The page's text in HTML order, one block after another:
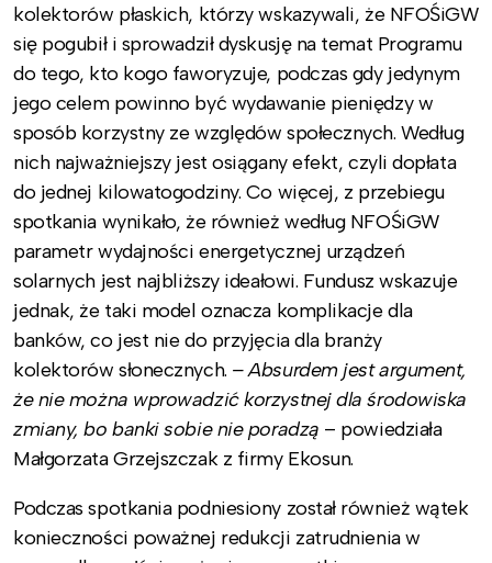
kolektorów płaskich, którzy wskazywali, że NFOŚiGW
się pogubił i sprowadził dyskusję na temat Programu
do tego, kto kogo faworyzuje, podczas gdy jedynym
jego celem powinno być wydawanie pieniędzy w
sposób korzystny ze względów społecznych. Według
nich najważniejszy jest osiągany efekt, czyli dopłata
do jednej kilowatogodziny. Co więcej, z przebiegu
spotkania wynikało, że również według NFOŚiGW
parametr wydajności energetycznej urządzeń
solarnych jest najbliższy ideałowi. Fundusz wskazuje
jednak, że taki model oznacza komplikacje dla
banków, co jest nie do przyjęcia dla branży
kolektorów słonecznych. – Absurdem jest argument,
że nie można wprowadzić korzystnej dla środowiska
zmiany, bo banki sobie nie poradzą – powiedziała
Małgorzata Grzejszczak z firmy Ekosun.
Podczas spotkania podniesiony został również wątek
konieczności poważnej redukcji zatrudnienia w